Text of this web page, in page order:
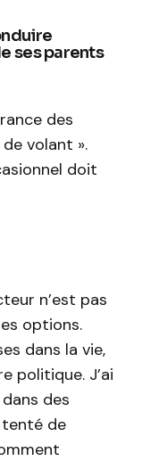
ses parents
des
volant ».
doit
n’est pas
options.
dans la vie,
politique. J’ai
des
de